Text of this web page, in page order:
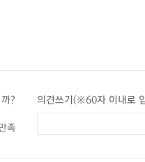
?
족
의견쓰기(※60자 이내로